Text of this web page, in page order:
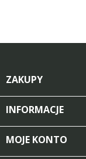
ZAKUPY
INFORMACJE
MOJE KONTO